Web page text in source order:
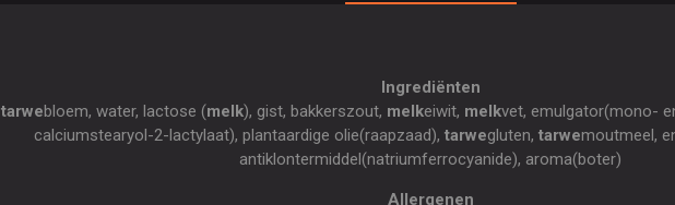
Ingrediënten
tarwebloem, water, lactose (melk), gist, bakkerszout, melkeiwit, melkvet, emulgator(mono-
calciumstearyol-2-lactylaat), plantaardige olie(raapzaad), tarwegluten, tarwemoutmeel,
antiklontermiddel(natriumferrocyanide), aroma(boter)
Allergenen